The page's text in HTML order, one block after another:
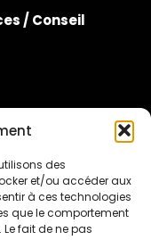
des
et/ou accéder aux
à ces technologies
que le comportement
fait de ne pas
/ Conseil